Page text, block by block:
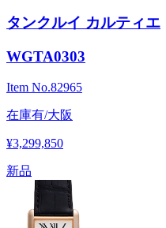
タンクルイ カルティエ
WGTA0303
Item No.82965
在庫有/大阪
¥3,299,850
新品